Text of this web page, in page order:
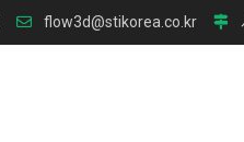
flow3d@stikorea.co.kr